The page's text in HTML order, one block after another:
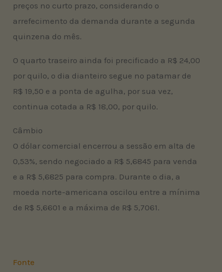
preços no curto prazo, considerando o
arrefecimento da demanda durante a segunda
quinzena do mês.
O quarto traseiro ainda foi precificado a R$ 24,00
por quilo, o dia dianteiro segue no patamar de
R$ 19,50 e a ponta de agulha, por sua vez,
continua cotada a R$ 18,00, por quilo.
Câmbio
O dólar comercial encerrou a sessão em alta de
0,53%, sendo negociado a R$ 5,6845 para venda
e a R$ 5,6825 para compra. Durante o dia, a
moeda norte-americana oscilou entre a mínima
de R$ 5,6601 e a máxima de R$ 5,7061.
Fonte